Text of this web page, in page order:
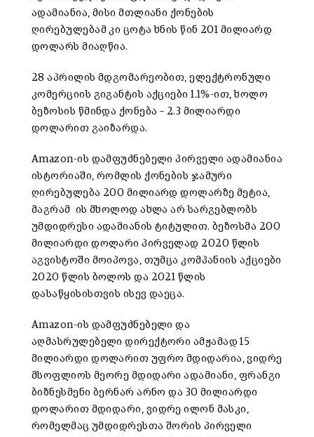
ადამიანია, მისი მთლიანი ქონების
ღირებულებამ კი ცოტა ხნის წინ 201 მილიარდ
დოლარს მიაღწია.
28 აპრილის მდგომარეობით, ელექტრონული
კომერციის გიგანტის აქციები 1.1%-ით, ხოლო
ბეზოსის წმინდა ქონება – 2.3 მილიარდი
დოლარით გაიზარდა.
Amazon-ის დამფუძნებელი პირველი ადამიანია
ისტორიაში, რომლის ქონების ჯამური
ღირებულება 200 მილიარდ დოლარზე მეტია,
მაგრამ ის მხოლოდ ახლა არ სარგებლობს
უმდიდრესი ადამიანის ტიტულით. ბეზოსმა 200
მილიარდი დოლარი პირველად 2020 წლის
აგვისტოში მოიპოვა, თუმცა კომპანიის აქციები
2020 წლის ბოლოს და 2021 წლის
დასაწყისისთვის ისევ დაეცა.
Amazon-ის დამფუძნებელი და
აღმასრულებელი დირექტორი ამჟამად 15
მილიარდი დოლარით უფრო მდიდარია, ვიდრე
მსოფლიოს მეორე მდიდარი ადამიანი, ფრანგი
ბიზნესმენი ბერნარ არნო და 30 მილიარდი
დოლარით მდიდარი, ვიდრე ილონ მასკი,
რომელმაც უმდიდრესთა შორის პირველი